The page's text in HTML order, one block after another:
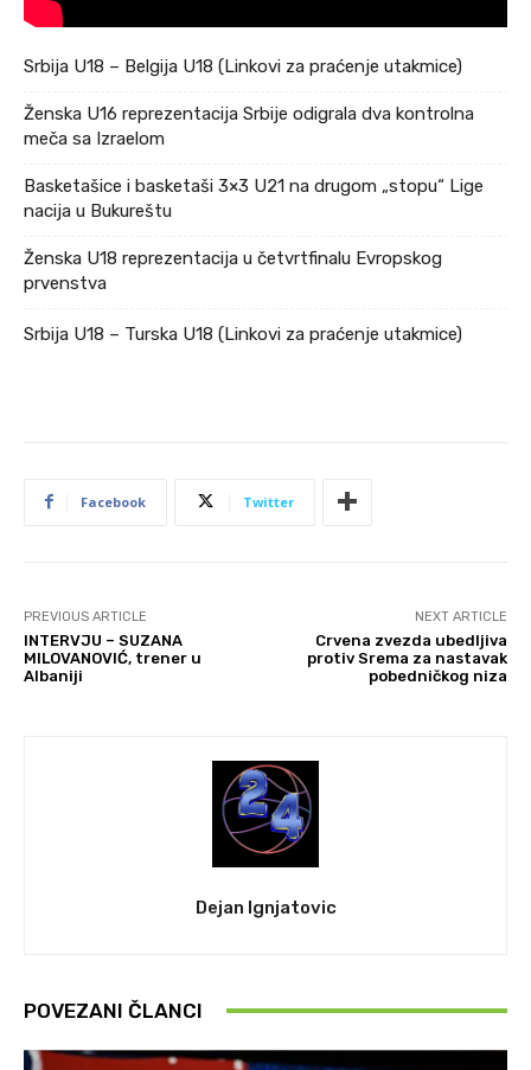
Srbija U18 – Belgija U18 (Linkovi za praćenje utakmice)
Ženska U16 reprezentacija Srbije odigrala dva kontrolna
meča sa Izraelom
Basketašice i basketaši 3×3 U21 na drugom „stopu“ Lige
nacija u Bukureštu
Ženska U18 reprezentacija u četvrtfinalu Evropskog
prvenstva
Srbija U18 – Turska U18 (Linkovi za praćenje utakmice)
Facebook Twitter
PREVIOUS ARTICLE
INTERVJU – SUZANA
MILOVANOVIĆ, trener u
Albaniji
NEXT ARTICLE
Crvena zvezda ubedljiva
protiv Srema za nastavak
pobedničkog niza
Dejan Ignjatovic
POVEZANI ČLANCI